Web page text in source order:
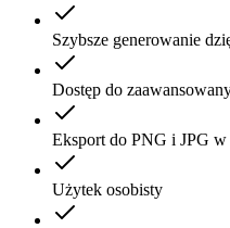
Szybsze generowanie
Dostęp do
Eksport do PNG i JPG
Użytek osobisty